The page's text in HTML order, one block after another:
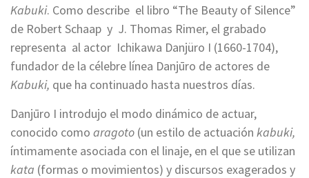
Kabuki. Como describe el libro “The Beauty of Silence”
de Robert Schaap y J. Thomas Rimer, el grabado
representa al actor Ichikawa Danjüro I (1660-1704),
fundador de la célebre línea Danjūro de actores de
Kabuki, que ha continuado hasta nuestros días.
Danjūro I introdujo el modo dinámico de actuar,
conocido como aragoto (un estilo de actuación kabuki,
íntimamente asociada con el linaje, en el que se utilizan
kata (formas o movimientos) y discursos exagerados y